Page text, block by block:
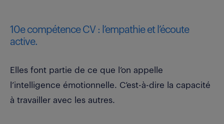
10e compétence CV : l’empathie et l’écoute
active.
Elles font partie de ce que l’on appelle
l’intelligence émotionnelle. C’est-à-dire la capacité
à travailler avec les autres.